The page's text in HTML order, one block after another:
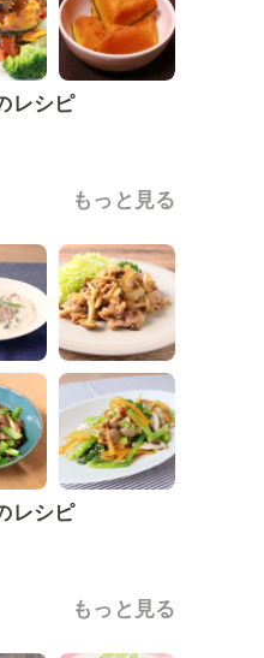
レシピ
もっと見る
レシピ
もっと見る